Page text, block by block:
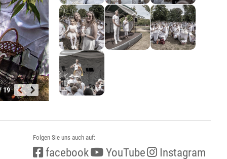
19
Folgen Sie uns auch auf:
facebook YouTube Instagram